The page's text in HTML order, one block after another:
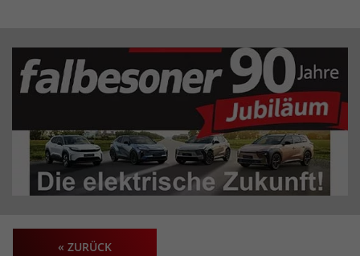
« ZURÜCK